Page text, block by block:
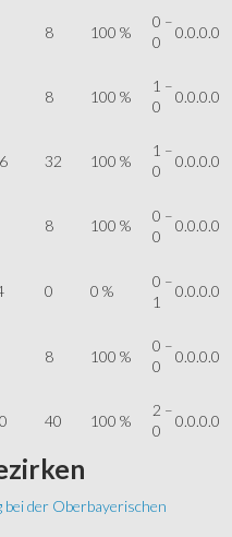
8 100 %
0 –
0
0.0.0.0
8 100 %
1 –
0
0.0.0.0
32 100 %
1 –
0
0.0.0.0
8 100 %
0 –
0
0.0.0.0
0 0 %
0 –
1
0.0.0.0
8 100 %
0 –
0
0.0.0.0
40 100 %
2 –
0
0.0.0.0
der Oberbayerischen